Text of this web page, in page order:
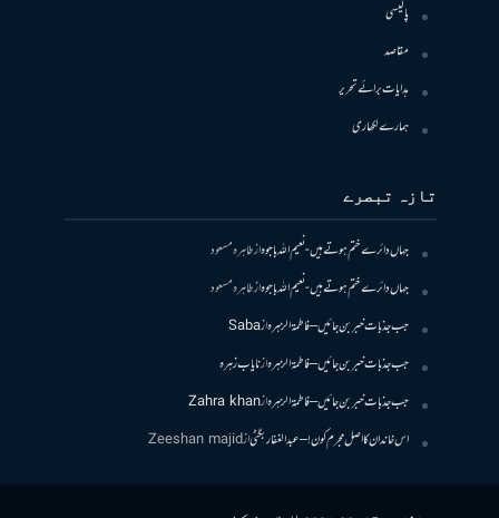
پالیسی
مقاصد
ہدایات برائے تحریر
ہمارے لکھاری
تازہ تبصرے
جہاں دائرے ختم ہوتے ہیں- نعیم اللہ باجوہازطاہرہ مسعود
جہاں دائرے ختم ہوتے ہیں- نعیم اللہ باجوہازطاہرہ مسعود
جب جذبات خبر بن جائیں – فاطمۃالزہرہازSaba
جب جذبات خبر بن جائیں – فاطمۃالزہرہازنایاب زہرہ
جب جذبات خبر بن جائیں – فاطمۃالزہرہازZahra khan
اس خاندان کا اصل مجرم کون! – عبدالغفار بگٹیازZeeshan majid